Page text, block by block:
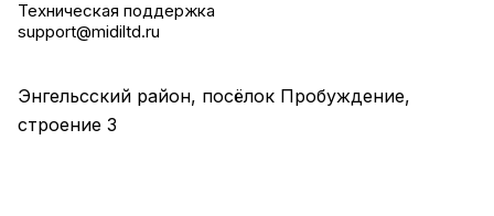
Техническая поддержка
support@midiltd.ru
Энгельсский район, посёлок Пробуждение,
строение 3